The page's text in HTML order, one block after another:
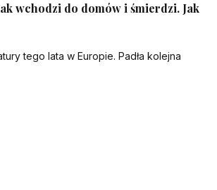
wchodzi do domów i śmierdzi. Jak